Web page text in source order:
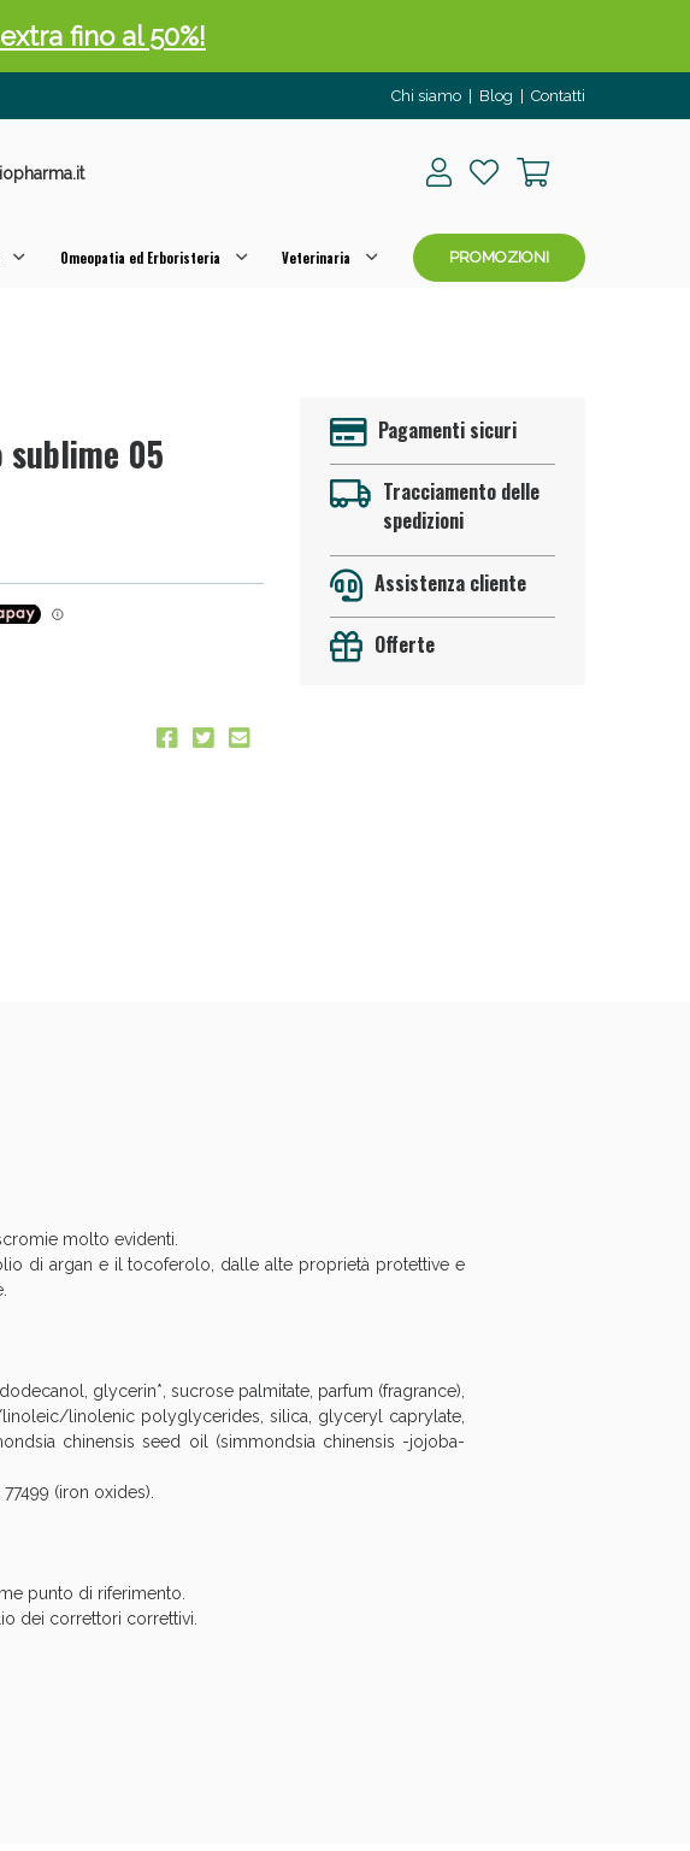
Chi siamo Blog Contatti
Omeopatia ed Erboristeria Veterinaria PROMOZIONI
05 Pagamenti sicuri
Tracciamento delle
spedizioni
Assistenza cliente
Offerte
molto evidenti.
di argan e il tocoferolo, dalle alte proprietà protettive e
glycerin*, sucrose palmitate, parfum (fragrance),
linolenic polyglycerides, silica, glyceryl caprylate,
chinensis seed oil (simmondsia chinensis -jojoba-
(iron oxides).
punto di riferimento.
dei correttori correttivi.
fino al 50%!
valido oggi!
valido oggi!
45% oggi!